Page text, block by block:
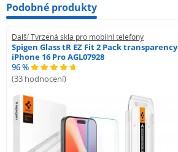
Podobné produkty
Další Tvrzená skla pro mobilní telefony
Spigen Glass tR EZ Fit 2 Pack transparency
iPhone 16 Pro AGL07928
96 %
(33 hodnocení)